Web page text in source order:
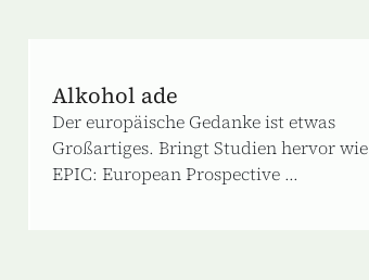
Alkohol ade
Der europäische Gedanke ist etwas
Großartiges. Bringt Studien hervor wie
EPIC: European Prospective ...